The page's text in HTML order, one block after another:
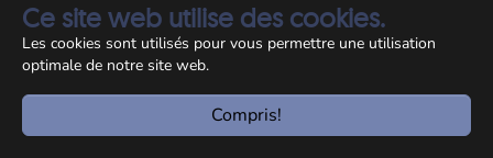
Ce site web utilise des cookies.
Les cookies sont utilisés pour vous permettre une utilisation
optimale de notre site web.
Compris!